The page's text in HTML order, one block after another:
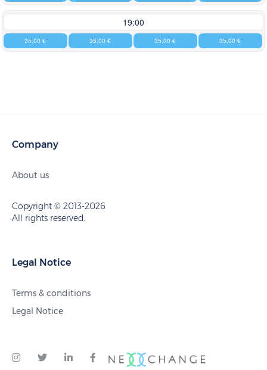
19:00
35,00 € 35,00 € 35,00 € 35,00 €
Company
About us
Copyright © 2013-2026
All rights reserved.
Legal Notice
Terms & conditions
Legal Notice